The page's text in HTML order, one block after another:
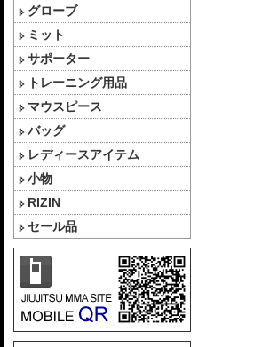
グローブ
ミット
サポーター
トレーニング用品
マウスピース
バッグ
レディースアイテム
小物
RIZIN
セール品